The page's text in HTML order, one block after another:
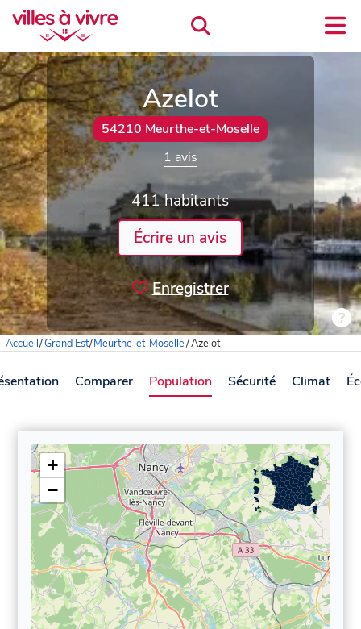
Azelot
54210 Meurthe-et-Moselle
1 avis
411 habitants
Écrire un avis
Enregistrer
Accueil/Grand Est/Meurthe-et-Moselle/Azelot
Comparer Population Sécurité Climat
+
−